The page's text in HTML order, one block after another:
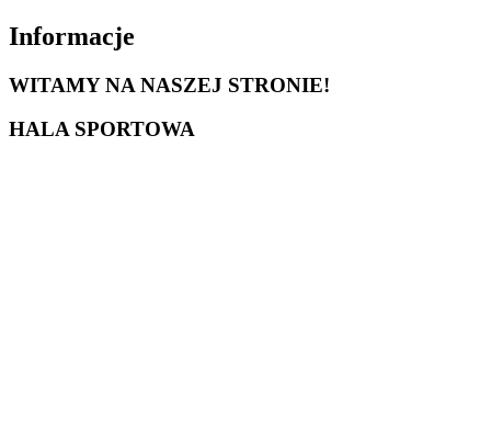
Informacje
WITAMY NA NASZEJ STRONIE!
HALA SPORTOWA